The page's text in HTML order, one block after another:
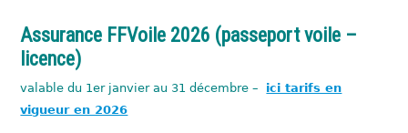
Assurance FFVoile 2026 (passeport voile –
licence)
valable du 1er janvier au 31 décembre – ici tarifs en
vigueur en 2026